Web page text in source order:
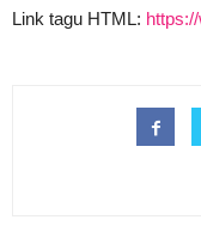
Link tagu HTML: